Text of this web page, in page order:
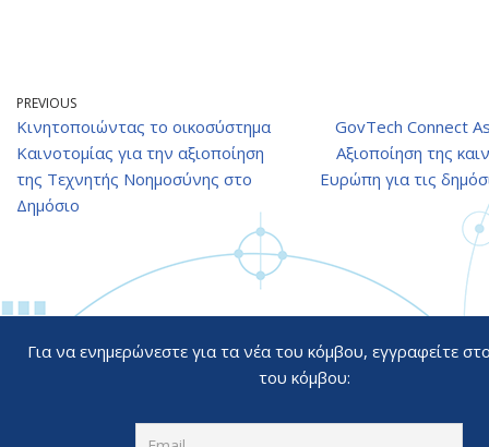
PREVIOUS
Κινητοποιώντας το οικοσύστημα
Καινοτομίας για την αξιοποίηση
της Τεχνητής Νοημοσύνης στο
Δημόσιο
GovTech Connect
Αξιοποίηση της
Ευρώπη για τις
Για να ενημερώνεστε για τα νέα του κόμβου, εγγραφείτε
του κόμβου: